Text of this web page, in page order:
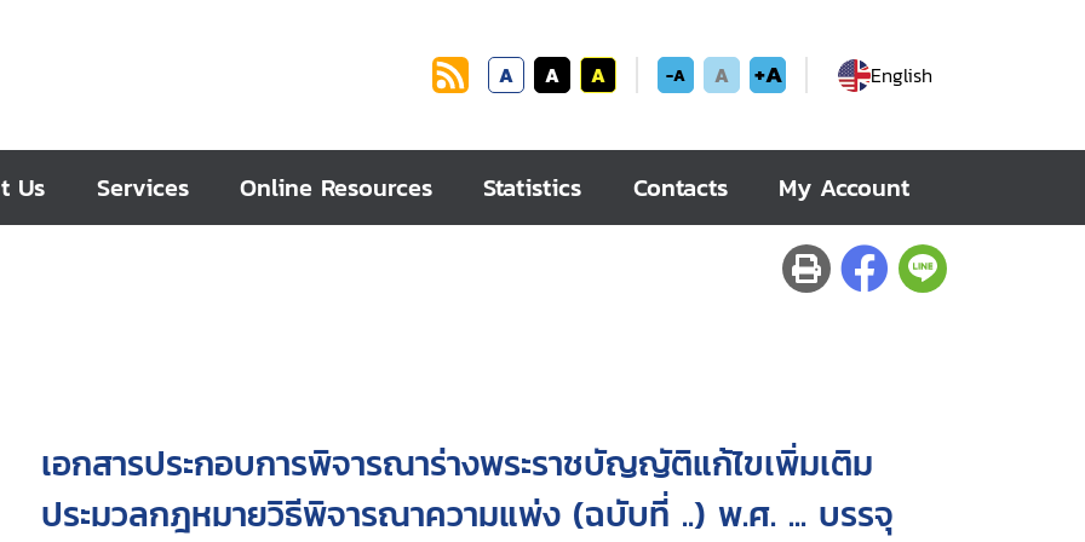
A A A -A A +A English
Us Services Online Resources Statistics Contacts My Account
เอกสารประกอบการพิจารณาร่างพระราชบัญญัติแก้ไขเพิ่มเติม
ประมวลกฎหมายวิธีพิจารณาความแพ่ง (ฉบับที่ ..) พ.ศ. ... บรรจุ